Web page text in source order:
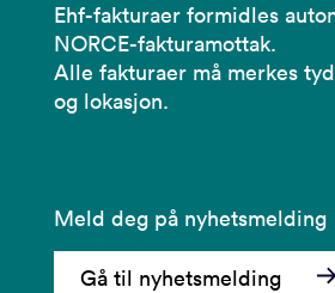
Ehf-fakturaer formidles
NORCE-fakturamottak.
Alle fakturaer må merkes
og lokasjon.
Meld deg på nyhetsmelding
Gå til nyhetsmelding